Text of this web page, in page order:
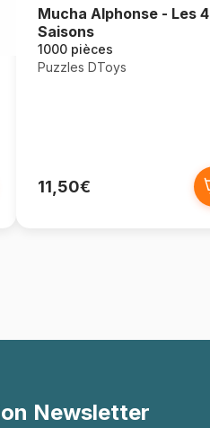
Mucha Alphonse - Les 4
Saisons
1000 pièces
Puzzles DToys
11,50€
Newsletter